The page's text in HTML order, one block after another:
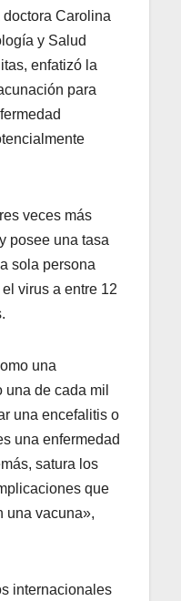
Carolina
y Salud
enfatizó la
para
veces más
posee una tasa
sola persona
virus a entre 12
una
de cada mil
una encefalitis o
una enfermedad
satura los
que
una vacuna»,
internacionales